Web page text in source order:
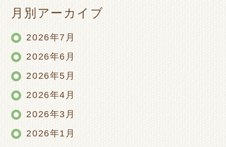
月別アーカイブ
2026年7月
2026年6月
2026年5月
2026年4月
2026年3月
2026年1月